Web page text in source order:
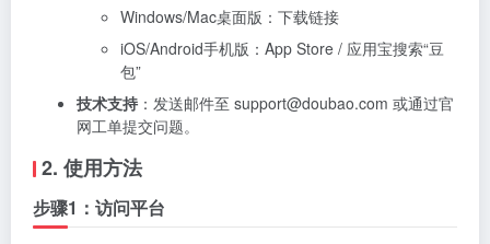
Windows/Mac桌面版： 下载链接
iOS/Android手机版：App Store / 应用宝搜索“豆
包”
技术支持 ：发送邮件至 support@doubao.com 或通过官
网工单提交问题。
2. 使用方法
步骤1：访问平台